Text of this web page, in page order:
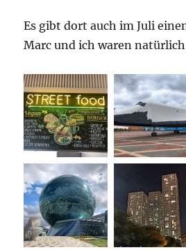
Es gibt dort auch im Juli
Marc und ich waren